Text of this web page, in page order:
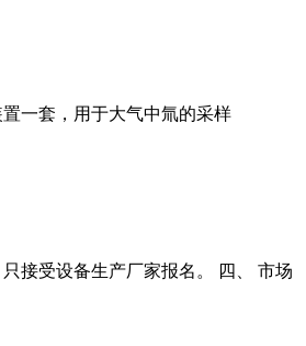
一套，用于大气中氚的采样
接受设备生产厂家报名。 四、 市场